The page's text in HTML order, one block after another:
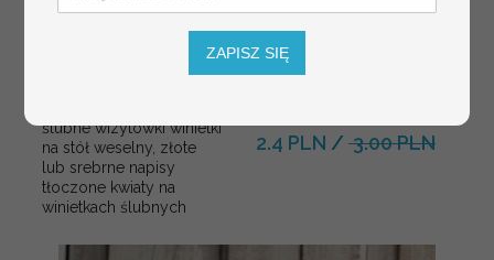
ślubne wizytówki winietki
na stół weselny, złote
lub srebrne napisy
tłoczone kwiaty na
winietkach ślubnych
2.4 PLN / 3.00 PLN
ZAPISZ SIĘ